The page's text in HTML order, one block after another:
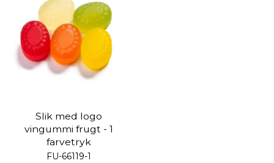
Slik med logo
vingummi frugt - 1
farvetryk
FU-66119-1